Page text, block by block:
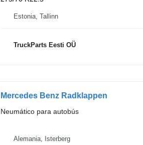
Estonia, Tallinn
TruckParts Eesti OÜ
Mercedes Benz Radklappen
Neumático para autobús
Alemania, Isterberg